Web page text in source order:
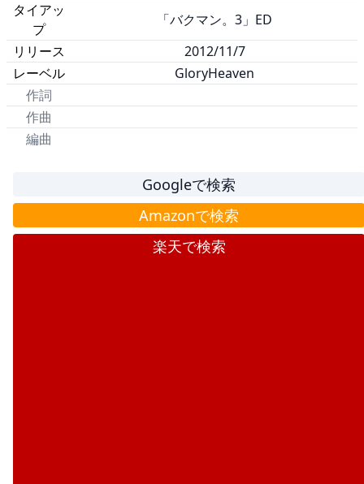
タイアッ
プ
「バクマン。3」ED
リリース
2012/11/7
レーベル
GloryHeaven
作詞
作曲
編曲
Googleで検索
Amazonで検索
楽天で検索